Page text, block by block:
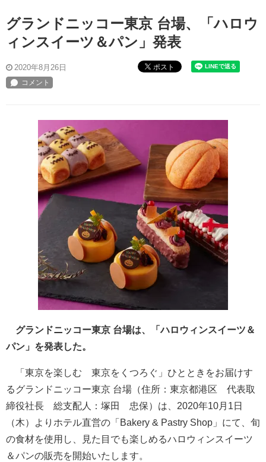
グランドニッコー東京 台場、「ハロウ
ィンスイーツ＆パン」発表
2020年8月26日 ポスト
グランドニッコー東京 台場は、「ハロウィンスイーツ＆
パン」を発表した。
「東京を楽しむ 東京をくつろぐ」ひとときをお届けす
るグランドニッコー東京 台場（住所：東京都港区 代表取
締役社長 総支配人：塚田 忠保）は、2020年10月1日
（木）よりホテル直営の「Bakery & Pastry Shop」にて、旬
の食材を使用し、見た目でも楽しめるハロウィンスイーツ
＆パンの販売を開始いたします。